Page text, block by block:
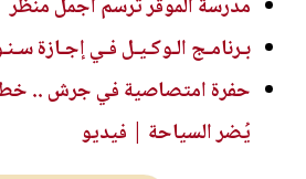
مدرسة الموقر ترسم أجمل منظر
بـرنامـج الـوكـيـل فـي إجـازة
حفرة امتصاصية في جرش .. خطرٌ
يُضر السياحة | فيديو